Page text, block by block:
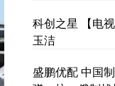
科创之星 【电
玉洁
盛鹏优配 中国